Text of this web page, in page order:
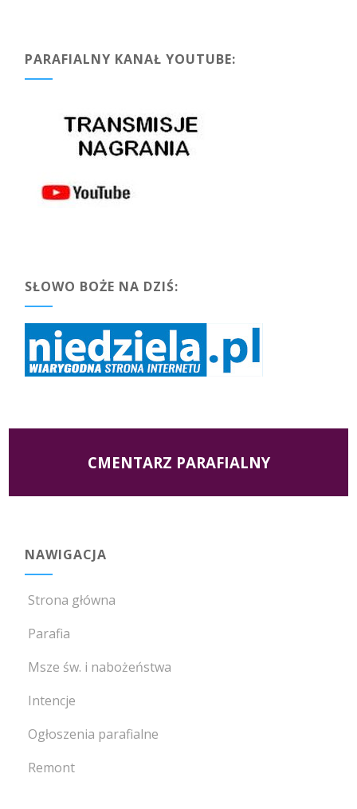
PARAFIALNY KANAŁ YOUTUBE:
SŁOWO BOŻE NA DZIŚ:
CMENTARZ PARAFIALNY
NAWIGACJA
Strona główna
Parafia
Msze św. i nabożeństwa
Intencje
Ogłoszenia parafialne
Remont